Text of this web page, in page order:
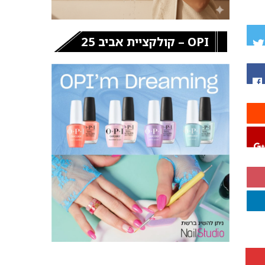
OPI – קולקציית אביב 25